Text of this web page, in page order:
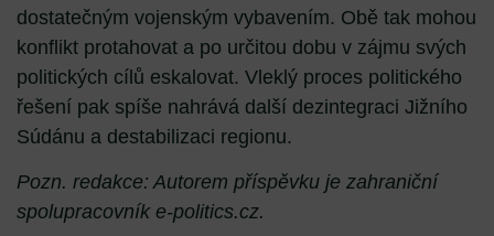
dostatečným vojenským vybavením. Obě tak mohou
konflikt protahovat a po určitou dobu v zájmu svých
politických cílů eskalovat. Vleklý proces politického
řešení pak spíše nahrává další dezintegraci Jižního
Súdánu a destabilizaci regionu.
Pozn. redakce: Autorem příspěvku je zahraniční
spolupracovník e-politics.cz.